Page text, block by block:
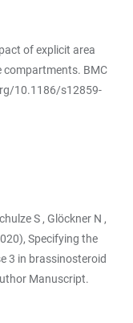
of explicit area
compartments. BMC
10.1186/s12859-
S , Glöckner N ,
Specifying the
3 in brassinosteroid
Manuscript.